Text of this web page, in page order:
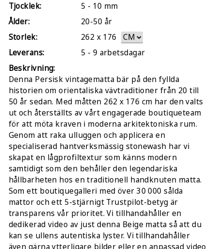
Tjocklek:
5 - 10 mm
Ålder:
20-50 år
Storlek:
262 x 176
Leverans:
5 - 9 arbetsdagar
Beskrivning:
Denna Persisk vintagematta bär på den fyllda
historien om orientaliska vävtraditioner från 20 till
50 år sedan. Med måtten 262 x 176 cm har den valts
ut och återställts av vårt engagerade boutiqueteam
för att möta kraven i moderna arkitektoniska rum.
Genom att raka ulluggen och applicera en
specialiserad hantverksmässig stonewash har vi
skapat en lågprofiltextur som känns modern
samtidigt som den behåller den legendariska
hållbarheten hos en traditionell handknuten matta.
Som ett boutiquegalleri med över 30 000 sålda
mattor och ett 5-stjärnigt Trustpilot-betyg är
transparens vår prioritet. Vi tillhandahåller en
dedikerad video av just denna Beige matta så att du
kan se ullens autentiska lyster. Vi tillhandahåller
även gärna ytterligare bilder eller en anpassad video